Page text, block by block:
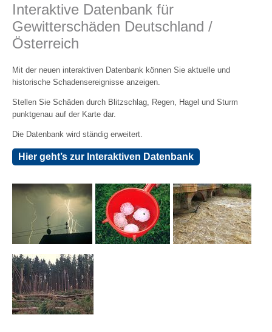
Interaktive Datenbank für
Gewitterschäden Deutschland /
Österreich
Mit der neuen interaktiven Datenbank können Sie aktuelle und
historische Schadensereignisse anzeigen.
Stellen Sie Schäden durch Blitzschlag, Regen, Hagel und Sturm
punktgenau auf der Karte dar.
Die Datenbank wird ständig erweitert.
Hier geht’s zur Interaktiven Datenbank